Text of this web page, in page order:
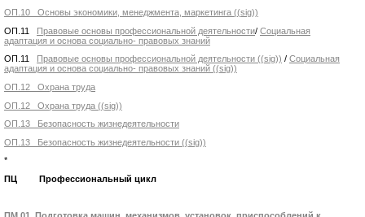
ОП.10 Основы экономики, менеджмента, маркетинга ((sig))
ОП.11 Правовые основы профессиональной деятельности/ Социальная
адаптация и основа социально- правовых знаний
ОП.11 Правовые основы профессиональной деятельности ((sig)) / Социальная
адаптация и основа социально- правовых знаний ((sig))
ОП.12 Охрана труда
ОП.12 Охрана труда ((sig))
ОП.13 Безопасность жизнедеятельности
ОП.13 Безопасность жизнедеятельности ((sig))
*
ПЦ Профессиональный цикл